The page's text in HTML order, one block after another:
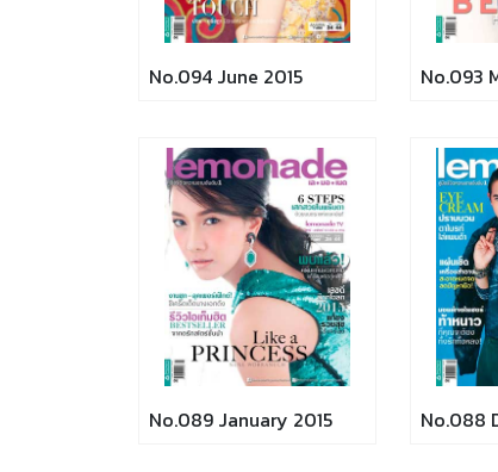
No.094 June 2015 No.093
No.089 January 2015 No.088